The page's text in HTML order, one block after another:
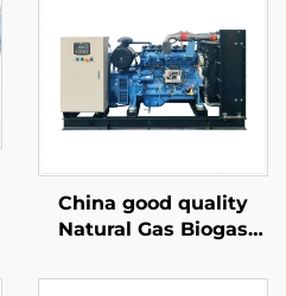
China good quality
Natural Gas Biogas
Gas Backup Power